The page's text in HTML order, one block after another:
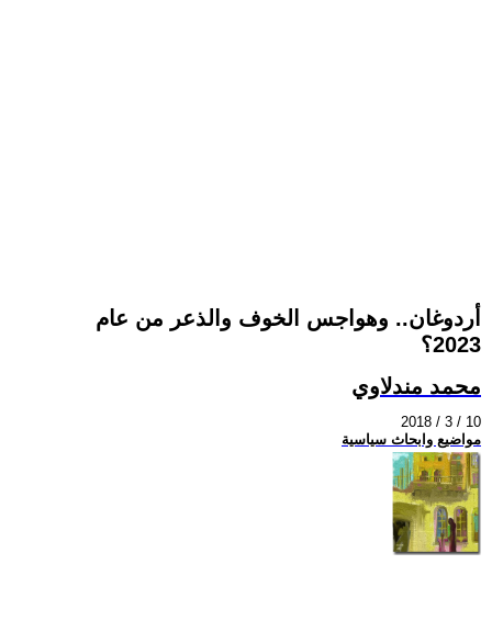
أردوغان.. وهواجس الخوف والذعر من عام
2023؟
محمد مندلاوي
2018 / 3 / 10
مواضيع وابحاث سياسية